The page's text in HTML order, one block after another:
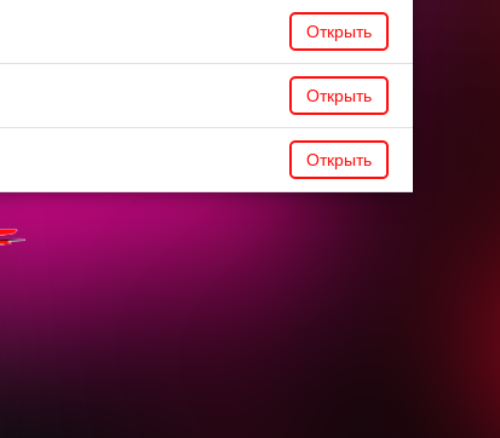
Открыть
Открыть
Открыть